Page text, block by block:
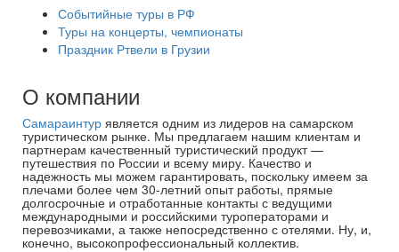
Событийные туры в РФ
Туры на концерты, чемпионаты
Праздник Ртвели в Грузии
О компании
Самараинтур является одним из лидеров на самарском
туристическом рынке. Мы предлагаем нашим клиентам и
партнерам качественный туристический продукт —
путешествия по России и всему миру. Качество и
надежность мы можем гарантировать, поскольку имеем за
плечами более чем 30-летний опыт работы, прямые
долгосрочные и отработанные контакты с ведущими
международными и российскими туроператорами и
перевозчиками, а также непосредственно с отелями. Ну, и,
конечно, высокопрофессиональный коллектив.